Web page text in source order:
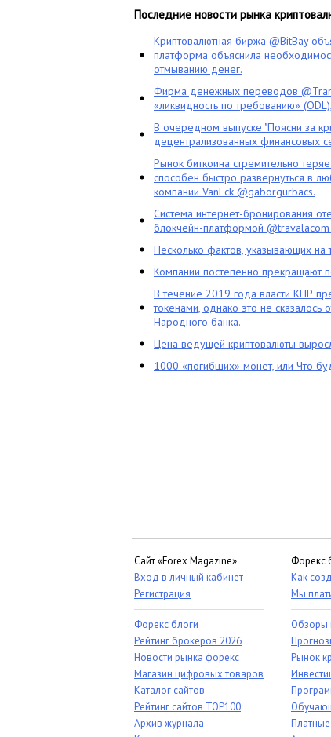
Последние новости рынка
Криптовалютная биржа @BitBay
платформа объяснила
отмыванию денег.
Фирма денежных переводов
«ликвидность по требованию»
В очередном выпуске "Поясни за
децентрализованных финансовых
Рынок биткоина стремительно
способен быстро развернуться в
компании VanEck @gaborgurbacs.
Система интернет-бронирования
блокчейн-платформой
Несколько фактов, указывающих
Компании постепенно прекращают
В течение 2019 года власти КНР
токенами, однако это не сказалось
Народного банка.
Цена ведущей криптовалюты
1000 «погибших» монет, или Что
Сайт «Forex Magazine»
Вход в личный кабинет
Регистрация
Форекс блоги
Рейтинг брокеров 2026
Новости рынка форекс
Магазин цифровых товаров
Каталог сайтов
Рейтинг сайтов TOP100
Архив журнала
Форекс
Как
Мы
Обзоры
Рынок